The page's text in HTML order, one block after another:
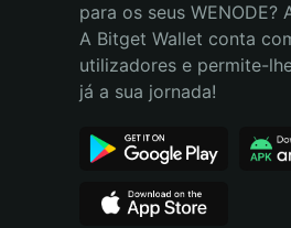
Português (Brasil)
Español (Argentina)
para os seus
A Bitget Wallet conta
utilizadores e permite-
já a sua jornada!